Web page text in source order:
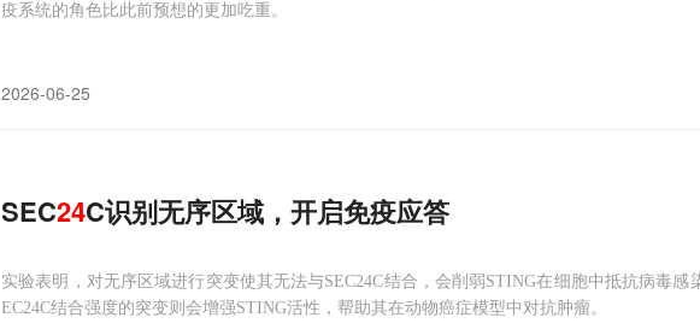
疫系统的角色比此前预想的更加吃重。
2026-06-25
SEC24C识别无序区域，开启免疫应答
实验表明，对无序区域进行突变使其无法与SEC24C结合，会削弱STING在细胞中抵抗病毒感
EC24C结合强度的突变则会增强STING活性，帮助其在动物癌症模型中对抗肿瘤。